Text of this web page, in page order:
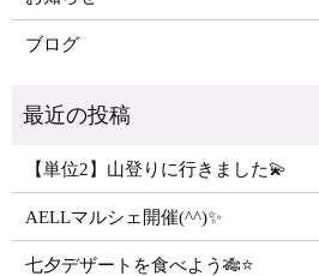
ブログ
【単位2】山登りに行きました💫
AELLマルシェ開催(^^)✨
七夕デザートを食べよう🎋⭐️